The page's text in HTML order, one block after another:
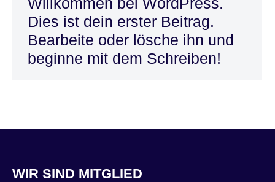
Dies ist dein erster Beitrag.
Bearbeite oder lösche ihn und
beginne mit dem Schreiben!
WIR SIND MITGLIED